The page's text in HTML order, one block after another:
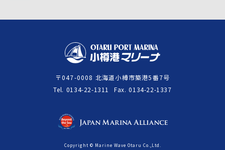
〒047-0008 北海道小樽市築港5番7号
Tel 0134-22-1311 Fax 0134-22-1337
Copyright © Marine Wave Otaru Co.,Ltd.